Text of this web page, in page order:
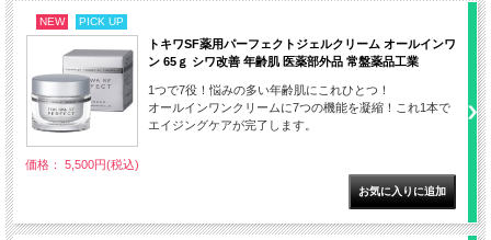
NEW PICK UP
トキワSF薬用パーフェクトジェルクリーム オールインワ
ン 65ｇ シワ改善 年齢肌 医薬部外品 常盤薬品工業
1つで7役！悩みの多い年齢肌にこれひとつ！
オールインワンクリームに7つの機能を凝縮！これ1本で
エイジングケアが完了します。
価格： 5,500円(税込)